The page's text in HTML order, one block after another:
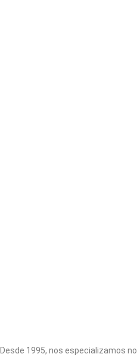
Desde 1995, nos especializamos